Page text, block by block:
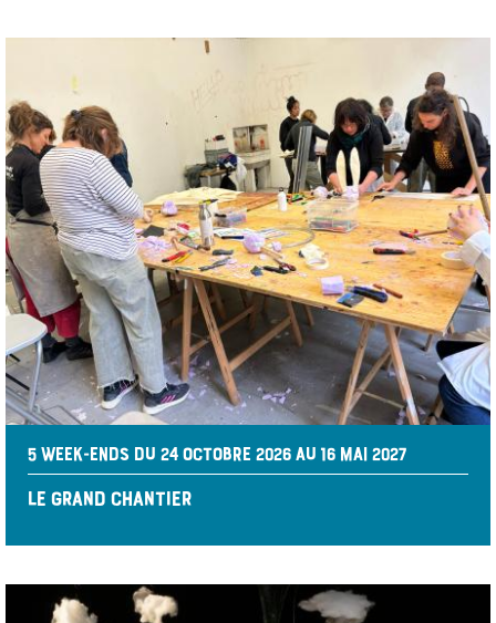
5 WEEK-ENDS DU 24 OCTOBRE 2026 AU 16 MAI 2027
LE GRAND CHANTIER